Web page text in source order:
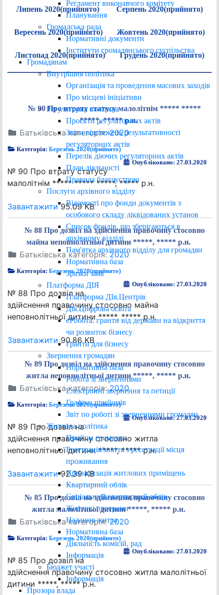
Регламент виконавчого комітету
Планування
Громадська рада
Нормативні документи
Інститути громадянського суспільства
Громадянам
Внутрішня політика
Організація та проведення масових заходів
Про місцеві ініціативи
Регуляторна політика
Проєкти регуляторних актів
Звіти відстежень результативності
регуляторних актів
Перелік діючих регуляторних актів
План діяльності
Правила благоустрою
Послуги архівного відділу
Відомості про фонди документів з
особового складу ліквідованих установ
Список фондів, що зберігаються в
архівному відділі
Пам'ятка архівного відділу для громадян
Нормативна база
Зразки заяв
Платформа ДІЯ
Платформа ДІя.Центрів
Дія.Цифрова освіта
єРобота: гранти від держави на відкриття
чи розвиток бізнесу
Гранти для бізнесу
Звернення громадян
Нормативна база
Робота зі зверненнями
Електронні звернення та петиції
Графіки прийомів
Звіт по роботі зі зверненнями громадян
Житлова політика
Прийом громадян
Реєстрація/зняття з реєстрації місця
проживання
Приватизація житлових приміщень
Квартирний облік
Соціальний квартирний облік
Житлові програми
Надання житла
Нормативна база
Діяльність комісій, рад
Інформація
Бюджет участі
Інформація
Прозора влада
№ 90 Про втрату статусу малолітнім ***** *****
*****, ***** р.н.
Батьківська категорія:2020
Категорія:Березень 2020(прийнято)
Опубліковано: 27.03.2020
№ 90 Про втрату статусу
малолітнім ***** ***** *****, ***** р.н.
Завантажити95.09 KB
№ 88 Про дозвіл на здійснення правочину стосовно
майна неповнолітньої дитини *****, ***** р.н.
Батьківська категорія:2020
Категорія:Березень 2020(прийнято)
Опубліковано: 27.03.2020
№ 88 Про дозвіл на
здійснення правочину стосовно майна
неповнолітньої дитини *****, ***** р.н.
Завантажити 90.86 KB
№ 89 Про дозвіл на здійснення правочину стосовно
житла неповнолітньої дитини *****, ***** р.н.
Батьківська категорія:2020
Категорія:Березень 2020(прийнято)
Опубліковано: 27.03.2020
№ 89 Про дозвіл на
здійснення правочину стосовно житла
неповнолітньої дитини *****, ***** р.н.
Завантажити92.39 KB
№ 85 Про дозвіл на здійснення правочину стосовно
житла малолітньої дитини *****, ***** р.н.
Батьківська категорія:2020
Категорія:Березень 2020(прийнято)
Опубліковано: 27.03.2020
№ 85 Про дозвіл на
здійснення правочину стосовно житла малолітньої
дитини *****, ***** р.н.
Липень 2020(прийнято) Серпень 2020(прийнято)
Вересень 2020(прийнято) Жовтень 2020(прийнято)
Листопад 2020(прийнято) Грудень 2020(прийнято)